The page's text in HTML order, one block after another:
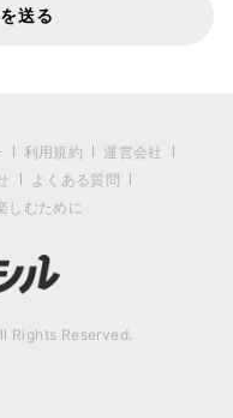
送る
利用規約
運営会社
よくある質問
しむために
Rights Reserved.